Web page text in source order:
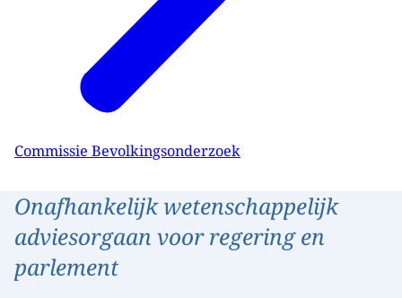
Commissie Bevolkingsonderzoek
Onafhankelijk wetenschappelijk
adviesorgaan voor regering en
parlement